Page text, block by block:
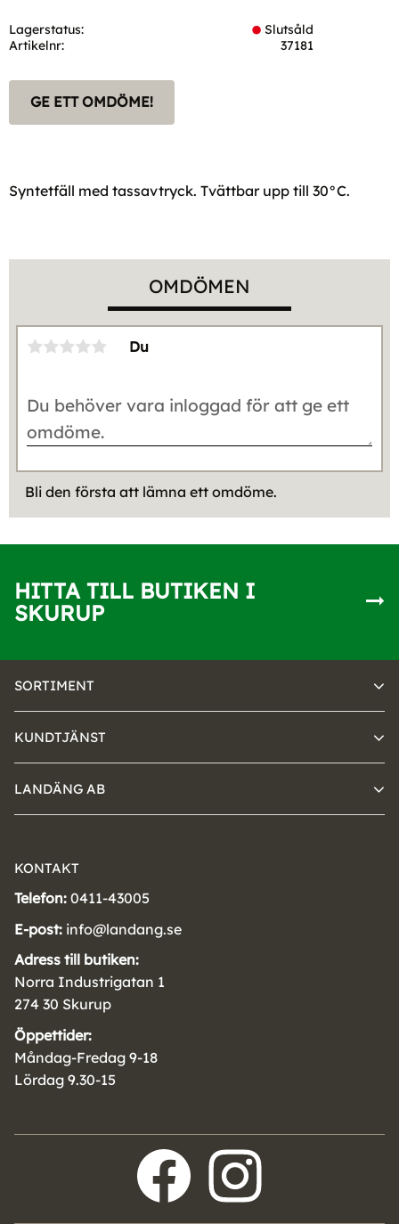
Lagerstatus
Slutsåld
Artikelnr
37181
GE ETT OMDÖME!
Syntetfäll med tassavtryck. Tvättbar upp till 30°C.
OMDÖMEN
Du
Bli den första att lämna ett omdöme.
HITTA TILL BUTIKEN I
SKURUP
SORTIMENT
KUNDTJÄNST
LANDÄNG AB
KONTAKT
Telefon: 0411-43005
E-post: info@landang.se
Adress till butiken:
Norra Industrigatan 1
274 30 Skurup
Öppettider:
Måndag-Fredag 9-18
Lördag 9.30-15